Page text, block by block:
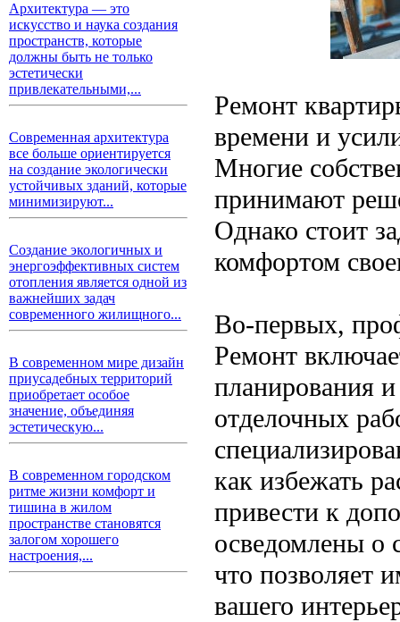
Архитектура — это
искусство и наука создания
пространств, которые
должны быть не только
эстетически
привлекательными,...
Современная архитектура
все больше ориентируется
на создание экологически
устойчивых зданий, которые
минимизируют...
Создание экологичных и
энергоэффективных систем
отопления является одной из
важнейших задач
современного жилищного...
В современном мире дизайн
приусадебных территорий
приобретает особое
значение, объединяя
эстетическую...
В современном городском
ритме жизни комфорт и
тишина в жилом
пространстве становятся
залогом хорошего
настроения,...
Ремонт
времени и
Многие
принимают
Однако стоит
комфортом
Во-первых,
Ремонт
планирования
отделочных
как избежать
привести к
осведомлены о
что позволяет
вашего